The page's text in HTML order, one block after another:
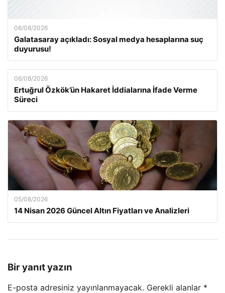
06/08/2026
Galatasaray açıkladı: Sosyal medya hesaplarına suç
duyurusu!
06/08/2026
Ertuğrul Özkök’ün Hakaret İddialarına İfade Verme
Süreci
05/08/2026
14 Nisan 2026 Güncel Altın Fiyatları ve Analizleri
Bir yanıt yazın
E-posta adresiniz yayınlanmayacak. Gerekli alanlar *